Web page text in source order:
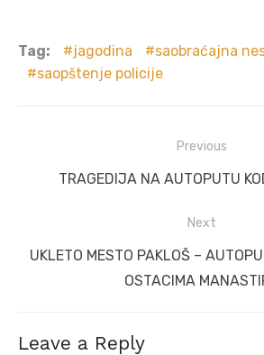
Tag: jagodina
saobraćajna
saopštenje policije
navigation
Previous
Previous
TRAGEDIJA NA AUTOPUTU
Next
Next
UKLETO MESTO PAKLOŠ –
OSTACIMA
Leave a Reply